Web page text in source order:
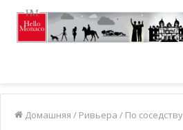
Домашняя / Ривьера / По соседству